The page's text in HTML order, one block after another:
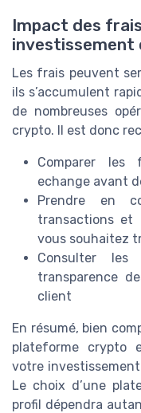
Impact des
investissement
Les frais peuvent
ils s’accumulent
de nombreuses
crypto. Il est donc
Comparer les
echange avant
Prendre en
transactions et
vous souhaitez
Consulter
transparence
client
En résumé, bien
plateforme crypto
votre
Le choix d’une
profil dépendra